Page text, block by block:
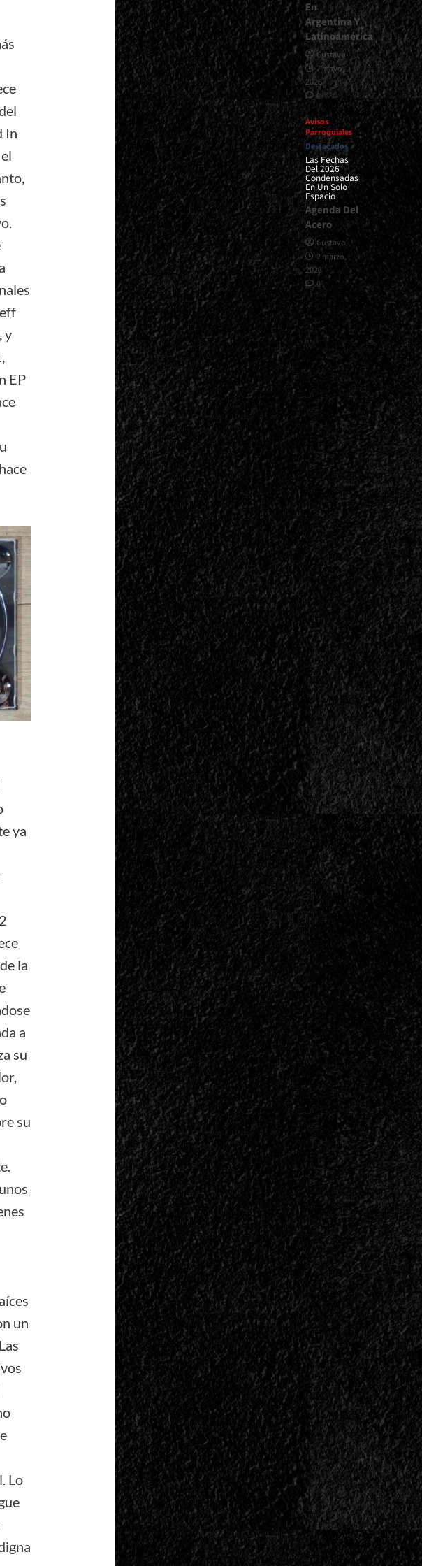
In
y
EP
ya
la
a
su
su
un
Lo
En
Argentina Y
Latinoamérica
Gustavo
7 mayo,
2026
0
Avisos
Parroquiales
Destacados
Las Fechas
Del 2026
Condensadas
En Un Solo
Espacio
Agenda Del
Acero
Gustavo
2 marzo,
2026
0